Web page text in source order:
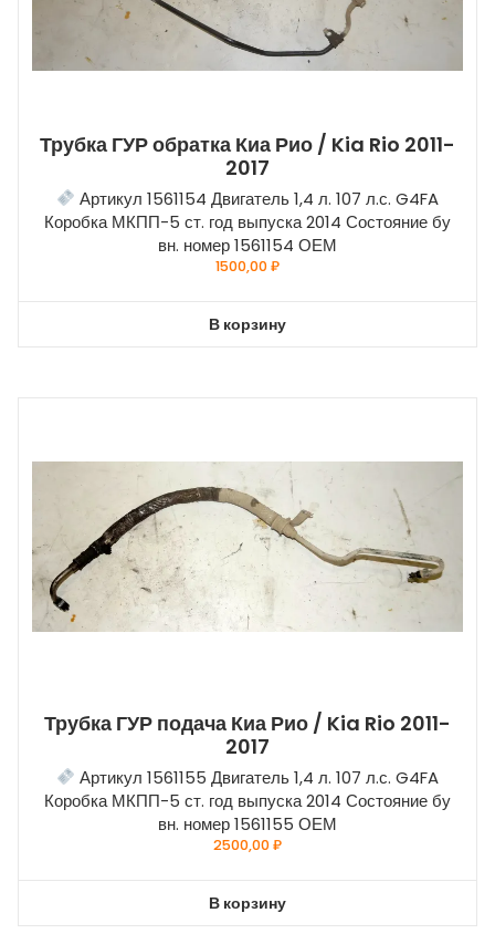
Трубка ГУР обратка Киа Рио / Kia Rio 2011-
2017
Артикул 1561154 Двигатель 1,4 л. 107 л.с. G4FA
Коробка МКПП-5 ст. год выпуска 2014 Состояние бу
вн. номер 1561154 ОЕМ
1500,00₽
В корзину
Трубка ГУР подача Киа Рио / Kia Rio 2011-
2017
Артикул 1561155 Двигатель 1,4 л. 107 л.с. G4FA
Коробка МКПП-5 ст. год выпуска 2014 Состояние бу
вн. номер 1561155 ОЕМ
2500,00₽
В корзину